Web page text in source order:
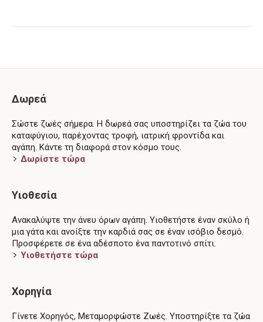
Δωρεά
Σώστε ζωές σήμερα. Η δωρεά σας υποστηρίζει τα ζώα του
καταφύγιου, παρέχοντας τροφή, ιατρική φροντίδα και
αγάπη. Κάντε τη διαφορά στον κόσμο τους.
Δωρίστε τώρα
Υιοθεσία
Ανακαλύψτε την άνευ όρων αγάπη. Υιοθετήστε έναν σκύλο ή
μια γάτα και ανοίξτε την καρδιά σας σε έναν ισόβιο δεσμό.
Προσφέρετε σε ένα αδέσποτο ένα παντοτινό σπίτι.
Υιοθετήστε τώρα
Χορηγία
Γίνετε Χορηγός, Μεταμορφώστε Ζωές. Υποστηρίξτε τα ζώα